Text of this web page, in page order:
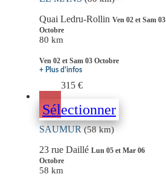
Quai Ledru-Rollin Ven 02 et Sam 03
Octobre
80 km
Ven 02 et Sam 03 Octobre
+ Plus d'infos
315 €
Sélectionner
SAUMUR(58 km)
23 rue Daillé Lun 05 et Mar 06
Octobre
58 km